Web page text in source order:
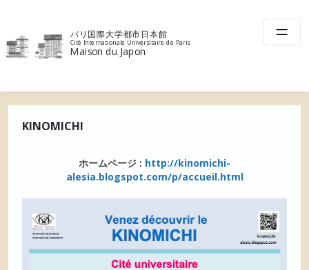
content
パリ国際大学都市日本館
Cité Internationale Universitaire de Paris
Maison du Japon
KINOMICHI
ホームページ : http://kinomichi-
alesia.blogspot.com/p/accueil.html